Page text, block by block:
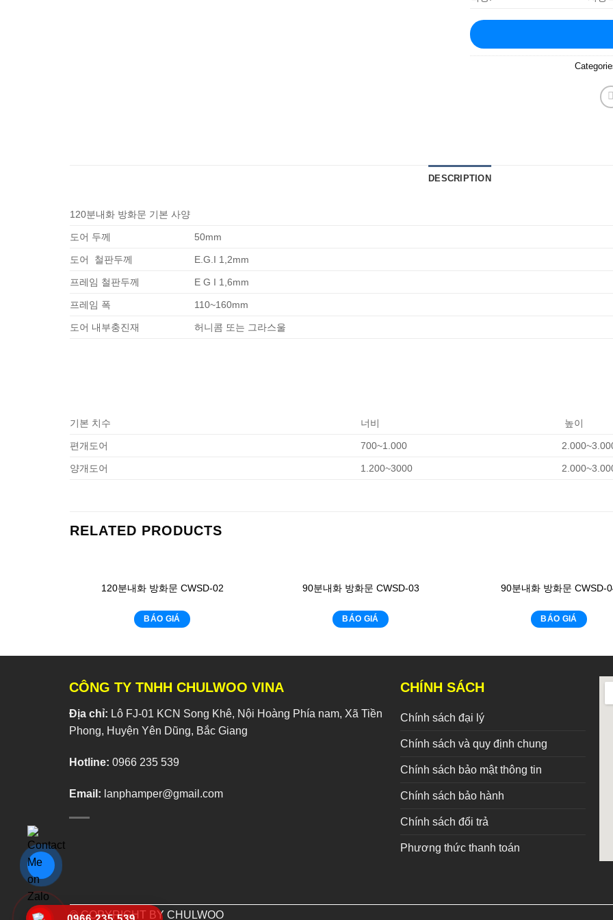
DESCRIPTION
120분내화 방화문 기본 사양
도어 두께 50mm
도어 철판두께 E.G.I 1,2mm
프레임 철판두께 E G I 1,6mm
프레임 폭 110~160mm
도어 내부충진재 허니콤 또는 그라스울
기본 치수 너비 높이
편개도어 700~1.000
양개도어 1.200~3000
RELATED PRODUCTS
120분내화 방화문 CWSD-02
BÁO GIÁ
90분내화 방화문 CWSD-03
BÁO GIÁ
90분내화 방화문 CWSD-
BÁO GIÁ
CÔNG TY TNHH CHULWOO VINA
Địa chỉ: Lô FJ-01 KCN Song Khê, Nội Hoàng Phía nam, Xã Tiền
Phong, Huyện Yên Dũng, Bắc Giang
Hotline: 0966 235 539
Email: lanphamper@gmail.com
CHÍNH SÁCH
Chính sách đại lý
Chính sách và quy định chung
Chính sách bảo mật thông tin
Chính sách bảo hành
Chính sách đổi trả
Phương thức thanh toán
© COPYRIGHT BY CHULWOO